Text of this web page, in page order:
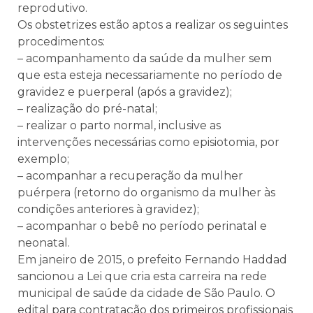
reprodutivo.
Os obstetrizes estão aptos a realizar os seguintes
procedimentos:
– acompanhamento da saúde da mulher sem
que esta esteja necessariamente no período de
gravidez e puerperal (após a gravidez);
– realização do pré-natal;
– realizar o parto normal, inclusive as
intervenções necessárias como episiotomia, por
exemplo;
– acompanhar a recuperação da mulher
puérpera (retorno do organismo da mulher às
condições anteriores à gravidez);
– acompanhar o bebê no período perinatal e
neonatal.
Em janeiro de 2015, o prefeito Fernando Haddad
sancionou a Lei que cria esta carreira na rede
municipal de saúde da cidade de São Paulo. O
edital para contratação dos primeiros profissionais